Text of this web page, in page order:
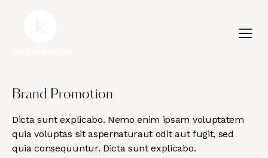
Brand Promotion
Dicta sunt explicabo. Nemo enim ipsam voluptatem
quia voluptas sit aspernaturaut odit aut fugit, sed
quia consequuntur. Dicta sunt explicabo.